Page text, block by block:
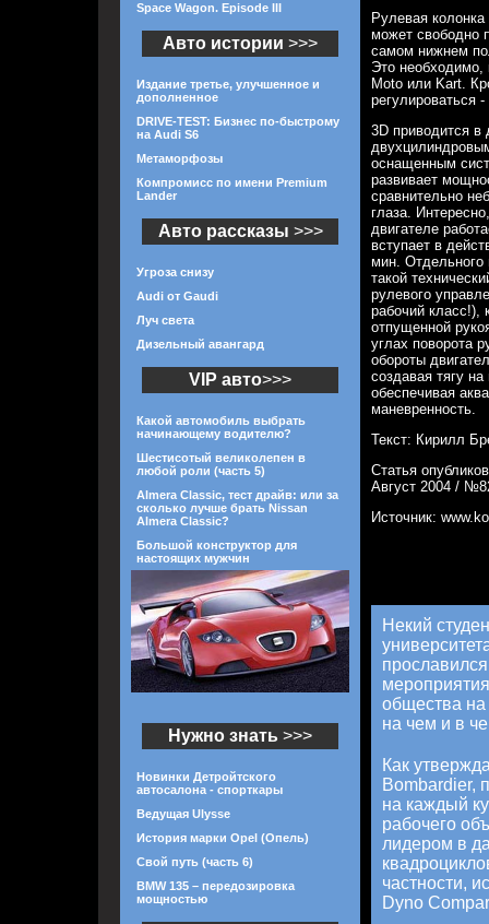
Space Wagon. Episode III
Авто истории >>>
Издание третье, улучшенное и
дополненное
DRIVE-TEST: Бизнес по-быстрому
на Audi S6
Метаморфозы
Компромисс по имени Premium
Lander
Авто рассказы >>>
Угроза снизу
Audi от Gaudi
Луч света
Дизельный авангард
VIP авто>>>
Какой автомобиль выбрать
начинающему водителю?
Шестисотый великолепен в
любой роли (часть 5)
Almera Classic, тест драйв: или за
сколько лучше брать Nissan
Almera Classic?
Большой конструктор для
настоящих мужчин
Нужно знать >>>
Новинки Детройтского
автосалона - спорткары
Ведущая Ulysse
История марки Opel (Опель)
Свой путь (часть 6)
BMW 135 – передозировка
мощностью
Рулевая
может свободно
самом нижнем
Это необходимо,
Moto или Kart.
регулироваться
3D приводится в
оснащенным
развивает
сравнительно
глаза.
двигателе
вступает в
мин. Отдельного
такой
рулевого
рабочий класс!),
отпущенной
углах поворота
обороты
создавая тягу
обеспечивая
маневренность.
Текст: Кирилл
Статья
Август 2004 /
Источник:
Некий
общества
на чем и в
Как
Bombardier,
на каждый
рабочего
лидером в
частности,
Dyno